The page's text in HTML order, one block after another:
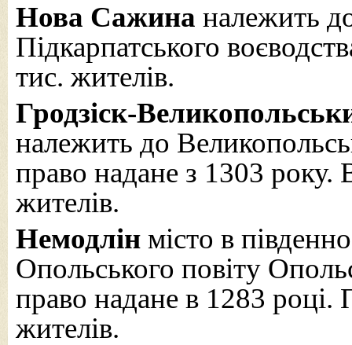
Нова Сажина належить
Підкарпатського
тис. жителів.
Гродзіск-
належить до
право надане з 1303 року.
жителів.
Немодлін місто в
Опольського повіту
право надане в 1283 році.
жителів.